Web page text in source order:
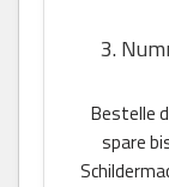
3.
Bestelle
spare